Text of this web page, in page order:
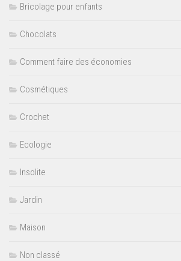
Bricolage pour enfants
Chocolats
Comment faire des économies
Cosmétiques
Crochet
Ecologie
Insolite
Jardin
Maison
Non classé